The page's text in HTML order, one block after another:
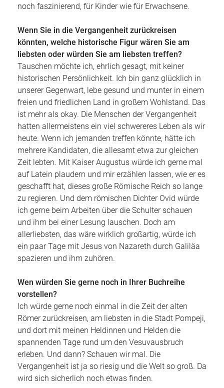
noch faszinierend, für Kinder wie für Erwachsene.
Wenn Sie in die Vergangenheit zurückreisen
könnten, welche historische Figur wären Sie am
liebsten oder würden Sie am liebsten treffen?
Tauschen möchte ich, ehrlich gesagt, mit keiner
historischen Persönlichkeit. Ich bin ganz glücklich in
unserer Gegenwart, lebe gesund und munter in einem
freien und friedlichen Land in großem Wohlstand. Das
ist mehr als okay. Die Menschen der Vergangenheit
hatten allermeistens ein viel schwereres Leben als wir
heute. Wenn ich jemanden treffen könnte, hätte ich
mehrere Kandidaten, die allesamt etwa zur gleichen
Zeit lebten. Mit Kaiser Augustus würde ich gerne mal
auf Latein plaudern und mir erzählen lassen, wie er es
geschafft hat, dieses große Römische Reich so lange
zu regieren. Und dem römischen Dichter Ovid würde
ich gerne beim Arbeiten über die Schulter schauen
und ihm bei einer Lesung lauschen. Doch am
allerliebsten, das wäre wirklich großartig, würde ich
ein paar Tage mit Jesus von Nazareth durch Galiläa
spazieren und ihm zuhören.
Wen würden Sie gerne noch in Ihrer Buchreihe
vorstellen?
Ich würde gerne noch einmal in die Zeit der alten
Römer zurückreisen, am liebsten in die Stadt Pompeji,
und dort mit meinen Heldinnen und Helden die
spannenden Tage rund um den Vesuvausbruch
erleben. Und dann? Schauen wir mal. Die
Vergangenheit ist ja so riesig und die Welt so groß. Da
wird sich sicherlich noch etwas finden.